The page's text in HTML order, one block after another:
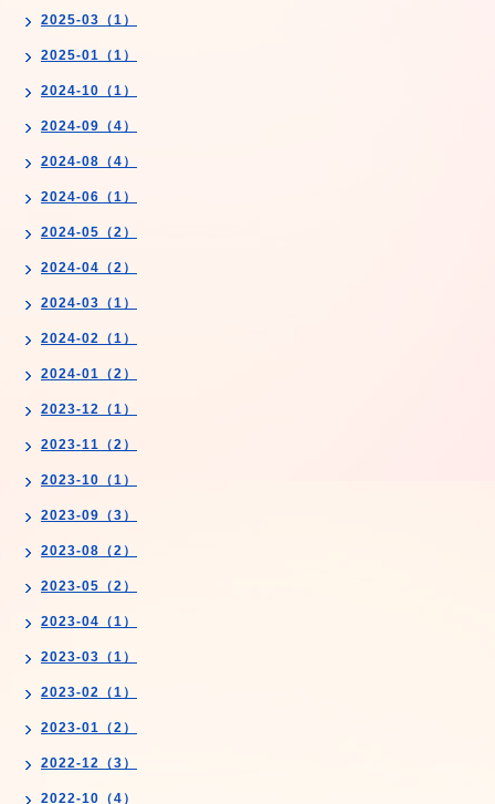
2025-03（1）
2025-01（1）
2024-10（1）
2024-09（4）
2024-08（4）
2024-06（1）
2024-05（2）
2024-04（2）
2024-03（1）
2024-02（1）
2024-01（2）
2023-12（1）
2023-11（2）
2023-10（1）
2023-09（3）
2023-08（2）
2023-05（2）
2023-04（1）
2023-03（1）
2023-02（1）
2023-01（2）
2022-12（3）
2022-10（4）